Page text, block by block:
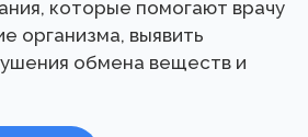
которые помогают врачу
организма, выявить
обмена веществ и